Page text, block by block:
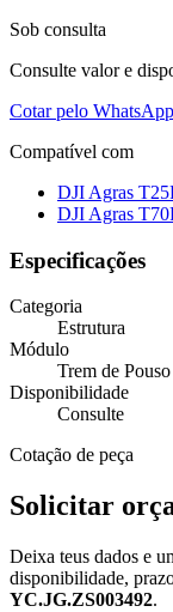
Sob consulta
Consulte valor e
Cotar pelo WhatsApp
Compatível com
DJI Agras
DJI Agras
Especificações
Categoria
Estrutura
Módulo
Trem de Pouso
Disponibilidade
Consulte
Cotação de peça
Solicitar
Deixa teus dados e
disponibilidade,
YC.JG.ZS003492.